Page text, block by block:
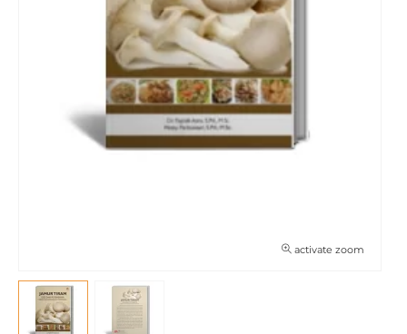
activate zoom